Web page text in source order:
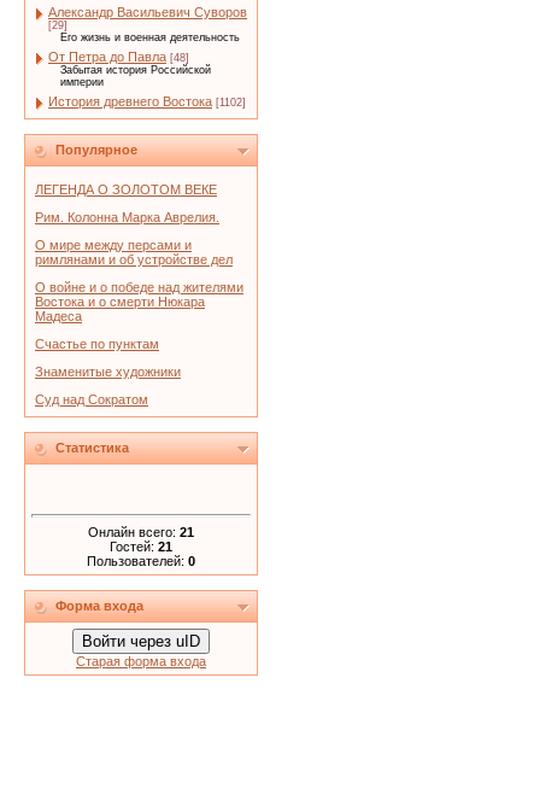
Александр Васильевич Суворов
[29]
Его жизнь и военная деятельность
От Петра до Павла [48]
Забытая история Российской
империи
История древнего Востока [1102]
Популярное
ЛЕГЕНДА О ЗОЛОТОМ ВЕКЕ
Рим. Колонна Марка Аврелия.
О мире между персами и
римлянами и об устройстве дел
О войне и о победе над жителями
Востока и о смерти Нюкара
Мадеса
Счастье по пунктам
Знаменитые художники
Суд над Сократом
Статистика
Онлайн всего: 21
Гостей: 21
Пользователей: 0
Форма входа
Войти через uID
Старая форма входа